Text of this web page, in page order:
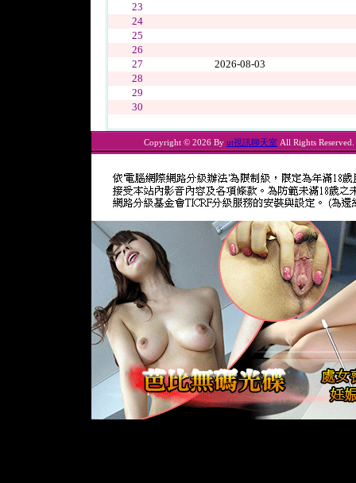
23
24
25
26
27
2026-08-03
28
29
30
Copyright © 2026 By ut視訊聊天室 All Rights Reserved.